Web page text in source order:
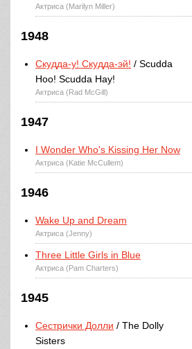
Актриса (Marilyn Miller)
1948
Скудда-у! Скудда-эй! / Scudda
Hoo! Scudda Hay!
Актриса (Rad McGill)
1947
I Wonder Who's Kissing Her Now
Актриса (Katie McCullem)
1946
Wake Up and Dream
Актриса (Jenny)
Three Little Girls in Blue
Актриса (Pam Charters)
1945
Сестрички Долли / The Dolly
Sisters